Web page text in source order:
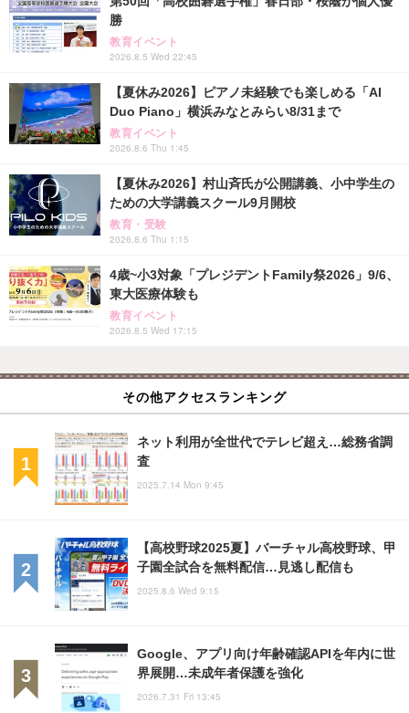
勝
教育イベント
2026.8.5 Wed 22:45
【夏休み2026】ピアノ未経験でも楽しめる「AI
Duo Piano」横浜みなとみらい8/31まで
教育イベント
2026.8.6 Thu 1:45
【夏休み2026】村山斉氏が公開講義、小中学生の
ための大学講義スクール9月開校
教育・受験
2026.8.6 Thu 1:15
4歳~小3対象「プレジデントFamily祭2026」9/6、
東大医療体験も
教育イベント
2026.8.5 Wed 17:15
その他アクセスランキング
ネット利用が全世代でテレビ超え…総務省調
査
2025.7.14 Mon 9:45
【高校野球2025夏】バーチャル高校野球、甲
子園全試合を無料配信…見逃し配信も
2025.8.6 Wed 9:15
Google、アプリ向け年齢確認APIを年内に世
界展開…未成年者保護を強化
2026.7.31 Fri 13:45